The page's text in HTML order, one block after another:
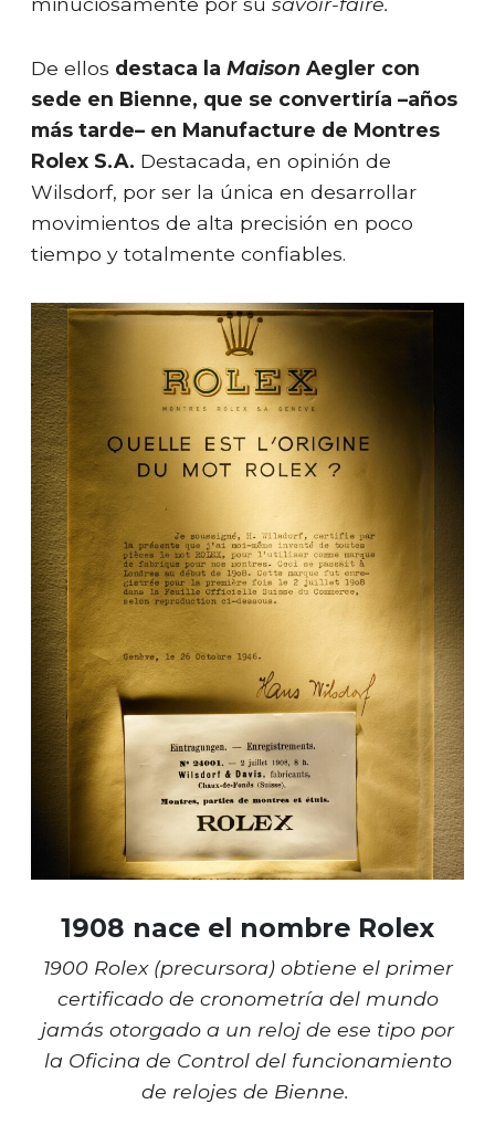
De ellos destaca la Maison Aegler con
sede en Bienne, que se convertiría –años
más tarde– en Manufacture de Montres
Rolex S.A. Destacada, en opinión de
Wilsdorf, por ser la única en desarrollar
movimientos de alta precisión en poco
tiempo y totalmente confiables.
1908 nace el nombre Rolex
1900 Rolex (precursora) obtiene el primer
certificado de cronometría del mundo
jamás otorgado a un reloj de ese tipo por
la Oficina de Control del funcionamiento
de relojes de Bienne.